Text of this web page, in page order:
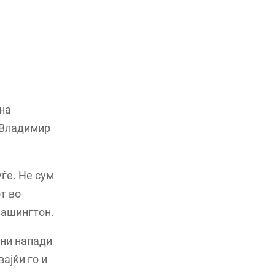
Не сум
во
напади
го и